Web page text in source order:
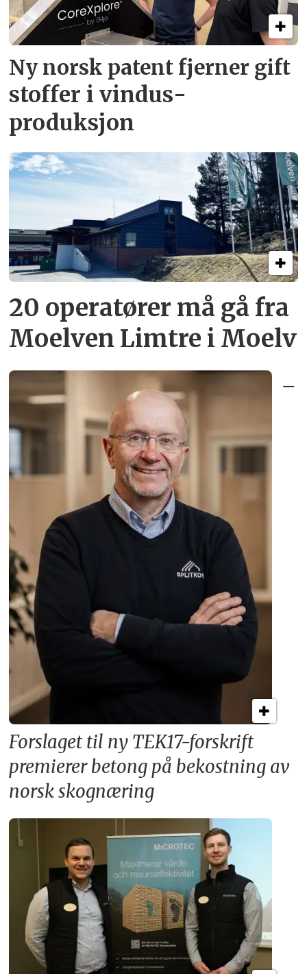
Ny norsk patent fjerner gift­
stoffer i vindus­
produksjon
20 operatører må gå fra
Moelven Limtre i Moelv
–
Forslaget til ny TEK17-forskrift
premierer betong på bekostning av
norsk skognæring